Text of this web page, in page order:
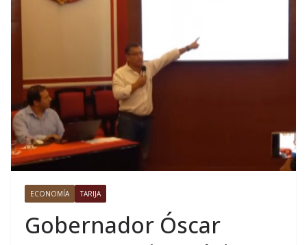
ECONOMÍA TARIJA
Gobernador Óscar